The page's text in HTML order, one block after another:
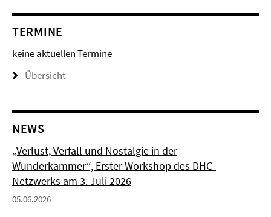
TERMINE
keine aktuellen Termine
Übersicht
NEWS
„Verlust, Verfall und Nostalgie in der
Wunderkammer“, Erster Workshop des DHC-
Netzwerks am 3. Juli 2026
05.06.2026